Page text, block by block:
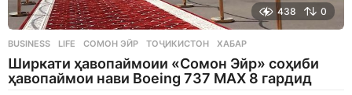
438 0
BUSINESS ,LIFE СОМОН ЭЙР ,ТОҶИКИСТОН ,ХАБАР
Ширкати ҳавопаймоии «Сомон Эйр» соҳиби
ҳавопаймои нави Boeing 737 MAX 8 гардид